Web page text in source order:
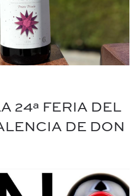
24ª FERIA DEL
DE DON